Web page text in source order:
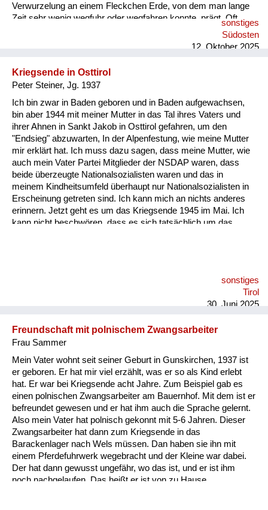
Verwurzelung an einem Fleckchen Erde, von dem man lange
Zeit sehr wenig wegfuhr oder wegfahren konnte, prägt. Oft
sehr alte Familiengeschichten wurden in wenigen Wochen
ausgelöscht. Personen, Verwandte, Freunde, verschwanden in
Einige wenige schafften es vor den „wilden Vertreibungen“ zu
Fuß über die Grenze, nachdem sie alle ihre Besitzungen
verloren hatten. Sie wurden nur ...
sonstiges
Südosten
12. Oktober 2025
Kriegsende in Osttirol
Peter Steiner, Jg. 1937
Ich bin zwar in Baden geboren und in Baden aufgewachsen,
bin aber 1944 mit meiner Mutter in das Tal ihres Vaters und
ihrer Ahnen in Sankt Jakob in Osttirol gefahren, um den
"Endsieg" abzuwarten, In der Alpenfestung, wie meine Mutter
mir erklärt hat. Ich muss dazu sagen, dass meine Mutter, wie
auch mein Vater Partei Mitglieder der NSDAP waren, dass
beide überzeugte Nationalsozialisten waren und das in
meinem Kindheitsumfeld überhaupt nur Nationalsozialisten in
Erscheinung getreten sind. Ich kann mich an nichts anderes
erinnern. Jetzt geht es um das Kriegsende 1945 im Mai. Ich
kann nicht beschwören, dass es sich tatsächlich um das
gegangen, wo vor dem einzigen höheren Haus, das dortsonstiges
Tirol
30. Juni 2025
Freundschaft mit polnischem Zwangsarbeiter
Frau Sammer
Mein Vater wohnt seit seiner Geburt in Gunskirchen, 1937 ist
er geboren. Er hat mir viel erzählt, was er so als Kind erlebt
hat. Er war bei Kriegsende acht Jahre. Zum Beispiel gab es
einen polnischen Zwangsarbeiter am Bauernhof. Mit dem ist er
befreundet gewesen und er hat ihm auch die Sprache gelernt.
Also mein Vater hat polnisch gekonnt mit 5-6 Jahren. Dieser
Zwangsarbeiter hat dann zum Kriegsende in das
Barackenlager nach Wels müssen. Dan haben sie ihn mit
einem Pferdefuhrwerk wegebracht und der Kleine war dabei.
Der hat dann gewusst ungefähr, wo das ist, und er ist ihm
noch nachgelaufen. Das heißt er ist von zu Hause